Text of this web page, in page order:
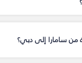
من سامارا إلى دبي؟